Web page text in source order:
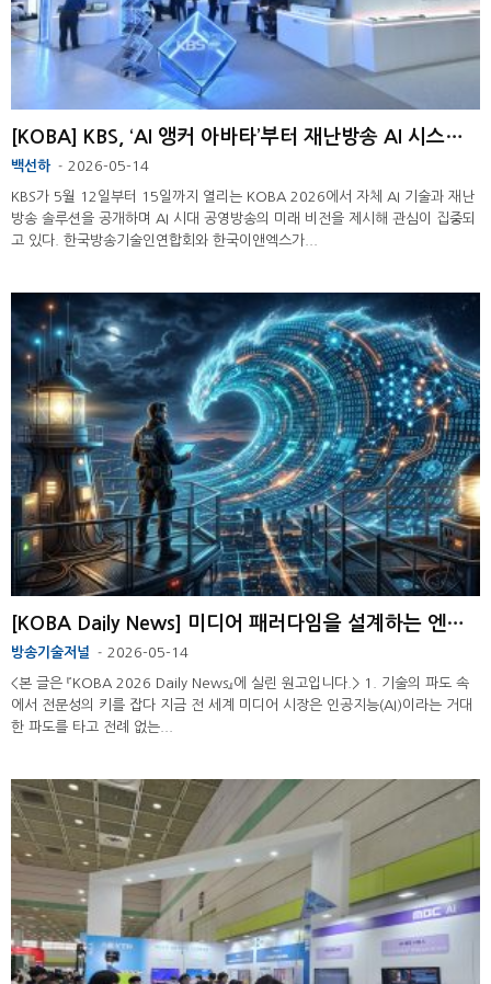
[KOBA] KBS, ‘AI 앵커 아바타’부터 재난방송 AI 시스템 등 혁신 기술...
백선하 - 2026-05-14
KBS가 5월 12일부터 15일까지 열리는 KOBA 2026에서 자체 AI 기술과 재난
방송 솔루션을 공개하며 AI 시대 공영방송의 미래 비전을 제시해 관심이 집중되
고 있다. 한국방송기술인연합회와 한국이앤엑스가...
[KOBA Daily News] 미디어 패러다임을 설계하는 엔지니어의 시간
방송기술저널 - 2026-05-14
<본 글은 『KOBA 2026 Daily News』에 실린 원고입니다.> 1. 기술의 파도 속
에서 전문성의 키를 잡다 지금 전 세계 미디어 시장은 인공지능(AI)이라는 거대
한 파도를 타고 전례 없는...